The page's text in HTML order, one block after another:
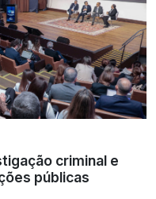
criminal e
públicas